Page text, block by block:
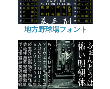
地方野球場フォント